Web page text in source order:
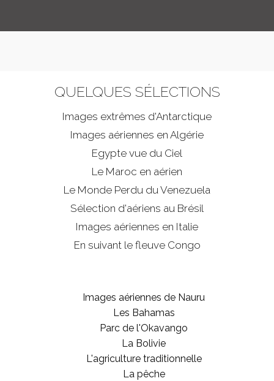
QUELQUES SÉLECTIONS
Images extrêmes d'Antarctique
Images aériennes en Algérie
Egypte vue du Ciel
Le Maroc en aérien
Le Monde Perdu du Venezuela
Sélection d'aériens au Brésil
Images aériennes en Italie
En suivant le fleuve Congo
Images aériennes de Nauru
Les Bahamas
Parc de l'Okavango
La Bolivie
L'agriculture traditionnelle
La pêche